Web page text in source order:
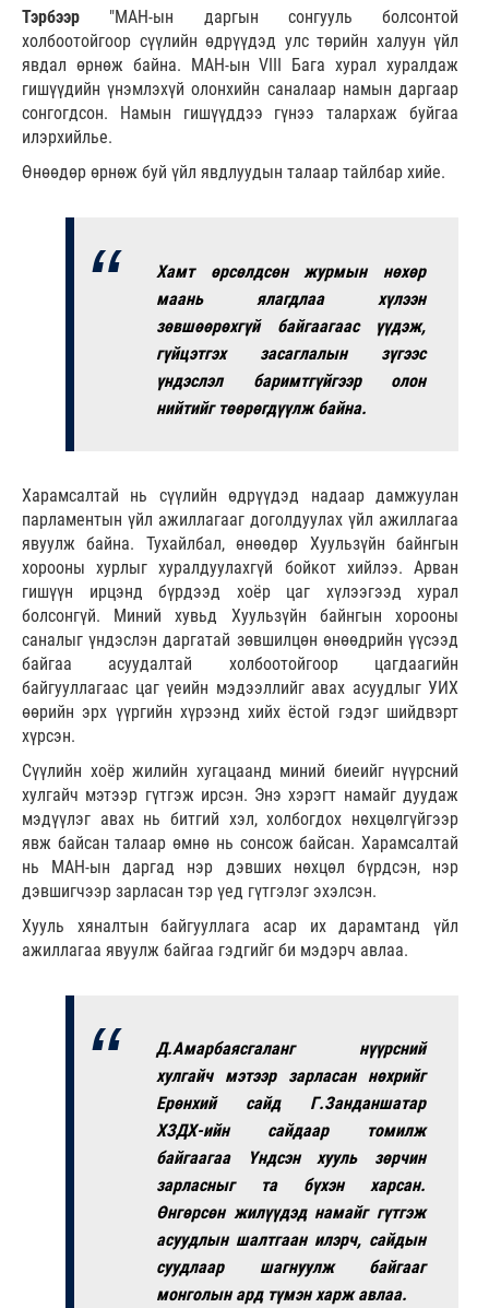
Тэрбээр "МАН-ын даргын сонгууль болсонтой
холбоотойгоор сүүлийн өдрүүдэд улс төрийн халуун үйл
явдал өрнөж байна. МАН-ын VIII Бага хурал хуралдаж
гишүүдийн үнэмлэхүй олонхийн саналаар намын даргаар
сонгогдсон. Намын гишүүддээ гүнээ талархаж буйгаа
илэрхийлье.
Өнөөдөр өрнөж буй үйл явдлуудын талаар тайлбар хийе.
Хамт өрсөлдсөн журмын нөхөр
маань ялагдлаа хүлээн
зөвшөөрөхгүй байгаагаас үүдэж,
гүйцэтгэх засаглалын зүгээс
үндэслэл баримтгүйгээр олон
нийтийг төөрөгдүүлж байна.
Харамсалтай нь сүүлийн өдрүүдэд надаар дамжуулан
парламентын үйл ажиллагааг доголдуулах үйл ажиллагаа
явуулж байна. Тухайлбал, өнөөдөр Хуульзүйн байнгын
хорооны хурлыг хуралдуулахгүй бойкот хийлээ. Арван
гишүүн ирцэнд бүрдээд хоёр цаг хүлээгээд хурал
болсонгүй. Миний хувьд Хуульзүйн байнгын хорооны
саналыг үндэслэн даргатай зөвшилцөн өнөөдрийн үүсээд
байгаа асуудалтай холбоотойгоор цагдаагийн
байгууллагаас цаг үеийн мэдээллийг авах асуудлыг УИХ
өөрийн эрх үүргийн хүрээнд хийх ёстой гэдэг шийдвэрт
хүрсэн.
Сүүлийн хоёр жилийн хугацаанд миний биеийг нүүрсний
хулгайч мэтээр гүтгэж ирсэн. Энэ хэрэгт намайг дуудаж
мэдүүлэг авах нь битгий хэл, холбогдох нөхцөлгүйгээр
явж байсан талаар өмнө нь сонсож байсан. Харамсалтай
нь МАН-ын даргад нэр дэвших нөхцөл бүрдсэн, нэр
дэвшигчээр зарласан тэр үед гүтгэлэг эхэлсэн.
Хууль хяналтын байгууллага асар их дарамтанд үйл
ажиллагаа явуулж байгаа гэдгийг би мэдэрч авлаа.
Д.Амарбаясгаланг нүүрсний
хулгайч мэтээр зарласан нөхрийг
Ерөнхий сайд Г.Занданшатар
ХЗДХ-ийн сайдаар томилж
байгаагаа Үндсэн хууль зөрчин
зарласныг та бүхэн харсан.
Өнгөрсөн жилүүдэд намайг гүтгэж
асуудлын шалтгаан илэрч, сайдын
суудлаар шагнуулж байгааг
монголын ард түмэн харж авлаа.